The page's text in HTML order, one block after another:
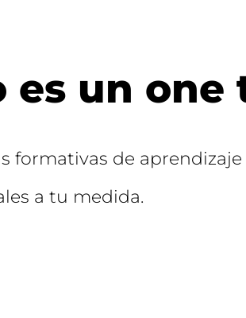
es un
formativas de
a tu medida.